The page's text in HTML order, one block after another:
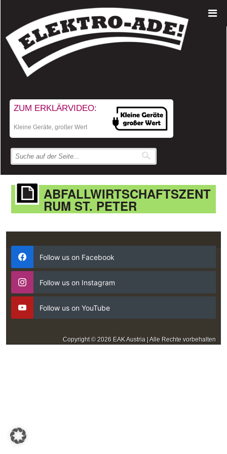
ZUM ERKLÄRVIDEO:
Kleine Geräte, großer Wert
ABFALLWIRTSCHAFTSZENT
RUM ST. PETER
Follow us on Facebook
Follow us on Instagram
Follow us on YouTube
Copyright © 2026 EAK Austria | Alle Rechte vorbehalten